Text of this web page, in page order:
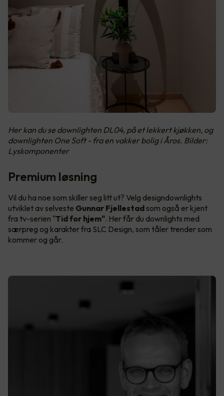
Her kan du se downlighten DL04, på et lekkert kjøkken, og
downlighten One Soft - fra en vakker bolig i Åros. Bilder:
Lyskomponenter
Premium løsning
Vil du ha noe som skiller seg litt ut? Velg designdownlights
utviklet av selveste Gunnar Fjellestadsom også er kjent
fra tv-serien "Tid for hjem". Her får du downlights med
særpreg og karakter fra SLC Design, som tåler trender som
kommer og går.